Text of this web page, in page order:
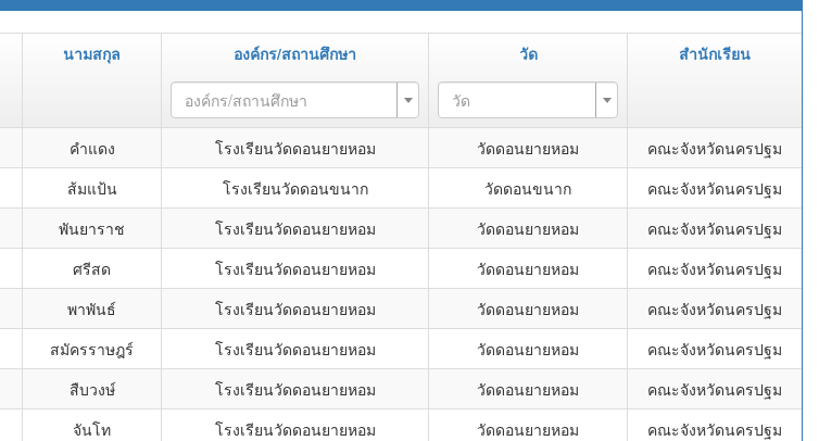
นามสกุล องค์กร/สถานศึกษา วัด สำนักเรียน
องค์กร/สถานศึกษา วัด
คำแดง โรงเรียนวัดดอนยายหอม วัดดอนยายหอม
คณะจังหวัดนครปฐม
ส้มแป้น โรงเรียนวัดดอนขนาก วัดดอนขนาก
คณะจังหวัดนครปฐม
พันยาราช โรงเรียนวัดดอนยายหอม วัดดอนยายหอม
คณะจังหวัดนครปฐม
ศรีสด โรงเรียนวัดดอนยายหอม วัดดอนยายหอม
คณะจังหวัดนครปฐม
พาพันธ์ โรงเรียนวัดดอนยายหอม วัดดอนยายหอม
คณะจังหวัดนครปฐม
สมัครราษฎร์ โรงเรียนวัดดอนยายหอม วัดดอนยายหอม
คณะจังหวัดนครปฐม
สืบวงษ์ โรงเรียนวัดดอนยายหอม วัดดอนยายหอม
คณะจังหวัดนครปฐม
จันโท โรงเรียนวัดดอนยายหอม วัดดอนยายหอม
คณะจังหวัดนครปฐม